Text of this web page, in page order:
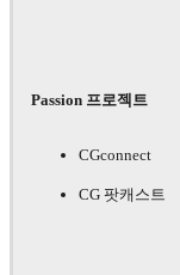
Passion 프로젝트
CGconnect
CG 팟캐스트